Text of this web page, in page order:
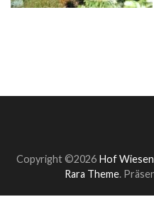
Copyright ©2026 Hof
Rara Theme.